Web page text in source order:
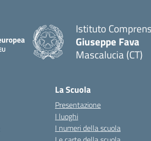
Istituto
Giuseppe Fava
Mascalucia (CT)
La Scuola
Presentazione
I luoghi
I numeri della scuola